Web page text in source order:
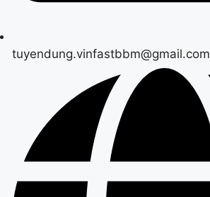
tuyendung.vinfastbbm@gmail.com